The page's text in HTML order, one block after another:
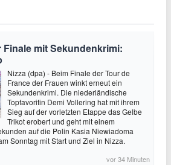
Finale mit Sekundenkrimi:
Nizza (dpa) - Beim Finale der Tour de
France der Frauen winkt erneut ein
Sekundenkrimi. Die niederländische
Topfavoritin Demi Vollering hat mit ihrem
Sieg auf der vorletzten Etappe das Gelbe
Trikot erobert und geht mit einem
auf die Polin Kasia Niewiadoma
Sonntag mit Start und Ziel in Nizza.
vor 34 Minuten